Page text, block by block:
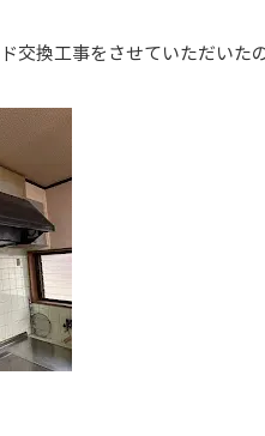
交換工事をさせていただいた